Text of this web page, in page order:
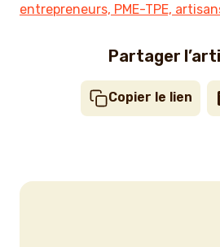
entrepreneurs, PME-TPE,
Partager
Copier le lien